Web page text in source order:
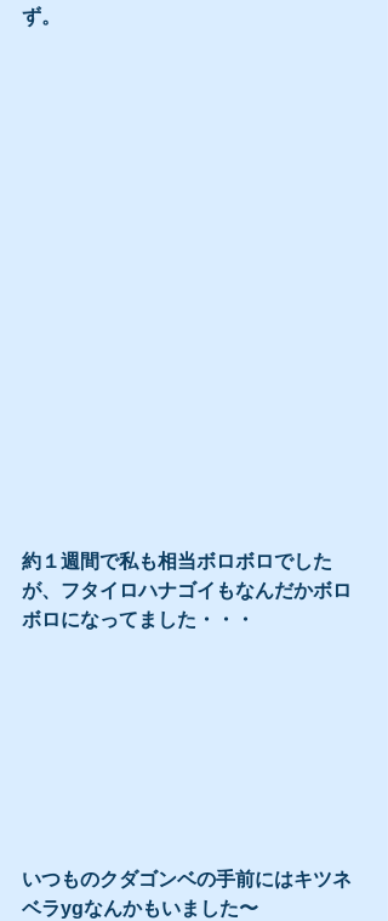
ず。
約１週間で私も相当ボロボロでした
が、フタイロハナゴイもなんだかボロ
ボロになってました・・・
いつものクダゴンベの手前にはキツネ
ベラygなんかもいました〜